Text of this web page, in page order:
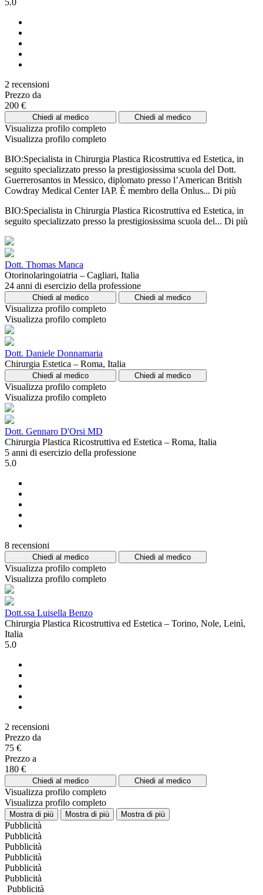
2 recensioni
Prezzo da
200 €
Chiedi al medico Chiedi al medico
Visualizza profilo completo
Visualizza profilo completo
BIO:Specialista in Chirurgia Plastica Ricostruttiva ed Estetica, in
seguito specializzato presso la prestigiosissima scuola del Dott.
Guerrerosantos in Messico, diplomato presso l’American British
Cowdray Medical Center IAP. È membro della Onlus... Di più
BIO:Specialista in Chirurgia Plastica Ricostruttiva ed Estetica, in
seguito specializzato presso la prestigiosissima scuola del... Di più
Dott. Thomas Manca
Otorinolaringoiatria – Cagliari, Italia
24 anni di esercizio della professione
Chiedi al medico Chiedi al medico
Visualizza profilo completo
Visualizza profilo completo
Dott. Daniele Donnamaria
Chirurgia Estetica – Roma, Italia
Chiedi al medico Chiedi al medico
Visualizza profilo completo
Visualizza profilo completo
Dott. Gennaro D'Orsi MD
Chirurgia Plastica Ricostruttiva ed Estetica – Roma, Italia
5 anni di esercizio della professione
5.0
8 recensioni
Chiedi al medico Chiedi al medico
Visualizza profilo completo
Visualizza profilo completo
Dott.ssa Luisella Benzo
Chirurgia Plastica Ricostruttiva ed Estetica – Torino, Nole, Leinì,
Italia
5.0
2 recensioni
Prezzo da
75 €
Prezzo a
180 €
Chiedi al medico Chiedi al medico
Visualizza profilo completo
Visualizza profilo completo
Mostra di più Mostra di più Mostra di più
Pubblicità
Pubblicità
Pubblicità
Pubblicità
Pubblicità
Pubblicità
Pubblicità